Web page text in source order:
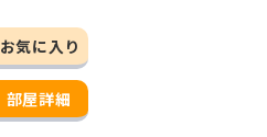
お気に入り
部屋詳細